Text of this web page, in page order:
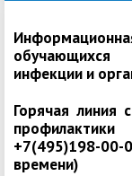
инфекции и
Горячая линия
+7(495)198-
времени)